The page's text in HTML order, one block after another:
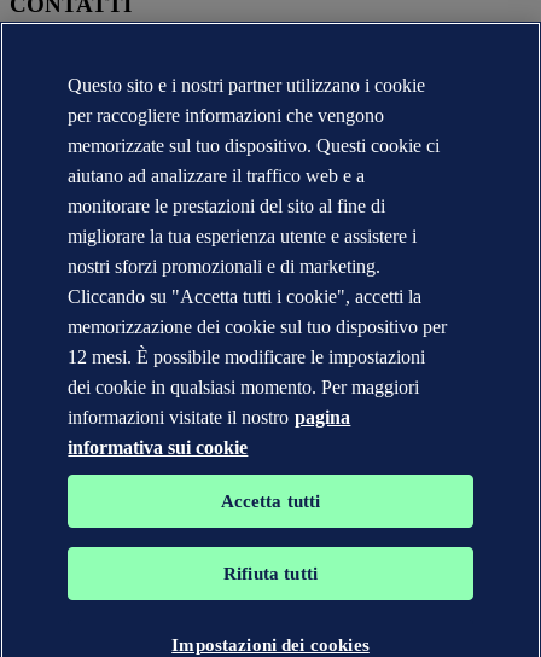
Contatti per la stampa
Segnalazioni e Reclami
Cambio Ragione Sociale
indirizzo posta certificata
Veracity (English)
Informativa sulla privacy
Condizioni d'uso
Copyright © DNV 2026
DNV* in Italia - Ragioni Sociali e Partite I.V.A.
Informazioni sui cookies
I marchi DNV GL®, DNV®, Horizon Graphic e Det Norske
Veritas. Tutti diritti riservati.
Questo sito e i nostri partner utilizzano i cookie
per raccogliere informazioni che vengono
memorizzate sul tuo dispositivo. Questi cookie ci
aiutano ad analizzare il traffico web e a
monitorare le prestazioni del sito al fine di
migliorare la tua esperienza utente e assistere i
nostri sforzi promozionali e di marketing.
Cliccando su "Accetta tutti i cookie", accetti la
memorizzazione dei cookie sul tuo dispositivo per
12 mesi. È possibile modificare le impostazioni
dei cookie in qualsiasi momento. Per maggiori
informazioni visitate il nostro pagina
informativa sui cookie
Accetta tutti
Rifiuta tutti
Impostazioni dei cookies